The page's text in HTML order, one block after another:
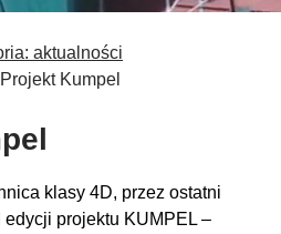
aktualności
Projekt Kumpel
klasy 4D, przez ostatni
edycji projektu KUMPEL –